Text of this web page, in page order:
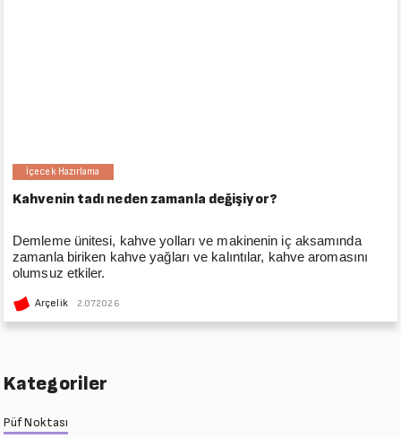
İçecek Hazırlama
Kahvenin tadı neden zamanla değişiyor?
Demleme ünitesi, kahve yolları ve makinenin iç aksamında
zamanla biriken kahve yağları ve kalıntılar, kahve aromasını
olumsuz etkiler.
Arçelik 2.07.2026
Kategoriler
Püf Noktası